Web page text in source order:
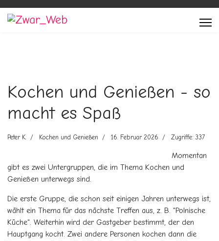
Kochen und Genießen - so
macht es Spaß
Peter K. Kochen und Genießen 16. Februar 2026 Zugriffe: 337
Momentan
gibt es zwei Untergruppen, die im Thema Kochen und
Genießen unterwegs sind.
Die erste Gruppe, die schon seit einigen Jahren unterwegs ist,
wählt ein Thema für das nächste Treffen aus, z. B. "Polnische
Küche". Weiterhin wird der Gastgeber bestimmt, der den
Hauptgang kocht. Zwei andere Personen kochen dann die